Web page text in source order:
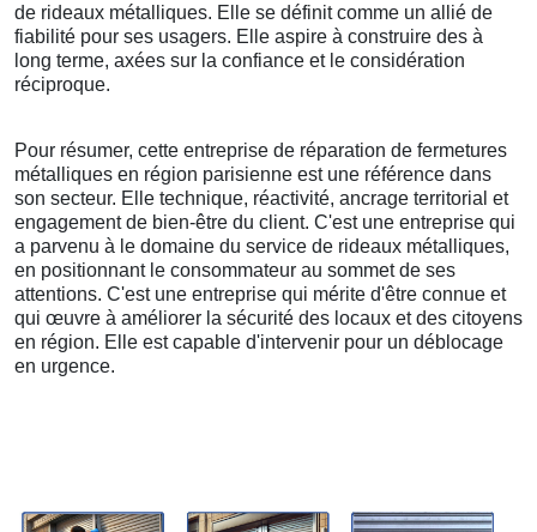
de rideaux métalliques. Elle se définit comme un allié de
fiabilité pour ses usagers. Elle aspire à construire des à
long terme, axées sur la confiance et le considération
réciproque.
Pour résumer, cette entreprise de réparation de fermetures
métalliques en région parisienne est une référence dans
son secteur. Elle technique, réactivité, ancrage territorial et
engagement de bien-être du client. C'est une entreprise qui
a parvenu à le domaine du service de rideaux métalliques,
en positionnant le consommateur au sommet de ses
attentions. C'est une entreprise qui mérite d'être connue et
qui œuvre à améliorer la sécurité des locaux et des citoyens
en région. Elle est capable d'intervenir pour un déblocage
en urgence.